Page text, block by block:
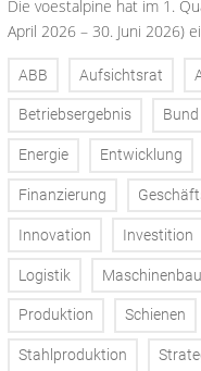
Die voestalpine hat im 1.
April 2026 – 30. Juni 2026)
ABB Aufsichtsrat
Betriebsergebnis Bund
Energie Entwicklung
Finanzierung
Innovation Investition
Logistik Maschinenbau
Produktion Schienen
Stahlproduktion